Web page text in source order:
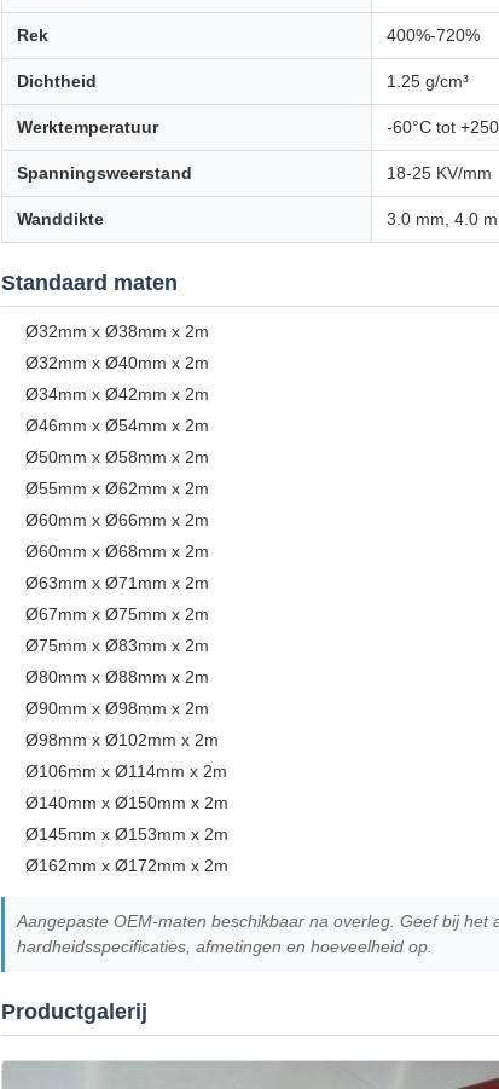
Rek 400%-720%
Dichtheid 1.25 g/cm³
Werktemperatuur -60°C tot
Spanningsweerstand 18-25 KV/mm
Wanddikte 3.0 mm, 4.0
Standaard maten
Ø32mm x Ø38mm x 2m
Ø32mm x Ø40mm x 2m
Ø34mm x Ø42mm x 2m
Ø46mm x Ø54mm x 2m
Ø50mm x Ø58mm x 2m
Ø55mm x Ø62mm x 2m
Ø60mm x Ø66mm x 2m
Ø60mm x Ø68mm x 2m
Ø63mm x Ø71mm x 2m
Ø67mm x Ø75mm x 2m
Ø75mm x Ø83mm x 2m
Ø80mm x Ø88mm x 2m
Ø90mm x Ø98mm x 2m
Ø98mm x Ø102mm x 2m
Ø106mm x Ø114mm x 2m
Ø140mm x Ø150mm x 2m
Ø145mm x Ø153mm x 2m
Ø162mm x Ø172mm x 2m
Aangepaste OEM-maten beschikbaar na overleg. Geef bij het
hardheidsspecificaties, afmetingen en hoeveelheid op.
Productgalerij